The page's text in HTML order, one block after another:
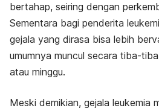
bertahap, seiring dengan
Sementara bagi penderita
gejala yang dirasa bisa lebih
umumnya muncul secara tiba-
atau minggu.
Meski demikian, gejala leukemia